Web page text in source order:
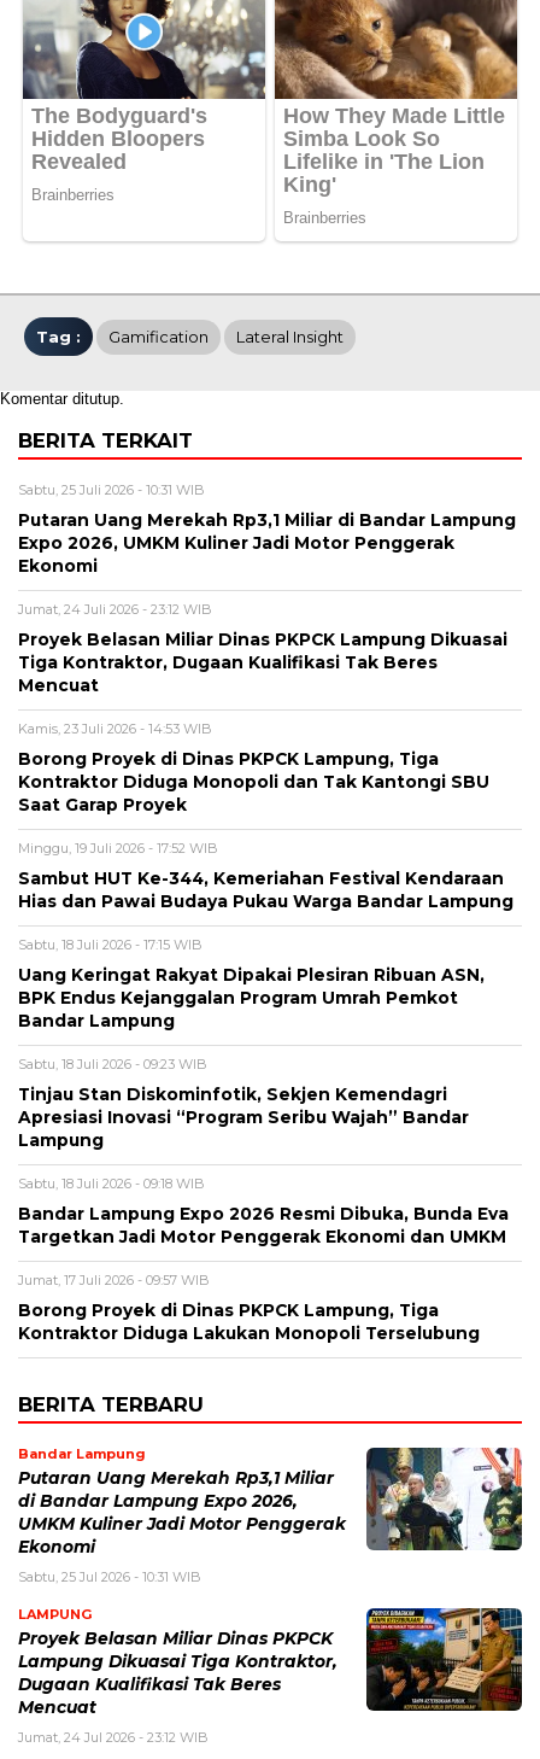
Tag : Gamification Lateral Insight
Komentar ditutup.
BERITA TERKAIT
Sabtu, 25 Juli 2026 - 10:31 WIB
Putaran Uang Merekah Rp3,1 Miliar di Bandar Lampung
Expo 2026, UMKM Kuliner Jadi Motor Penggerak
Ekonomi
Jumat, 24 Juli 2026 - 23:12 WIB
Proyek Belasan Miliar Dinas PKPCK Lampung Dikuasai
Tiga Kontraktor, Dugaan Kualifikasi Tak Beres
Mencuat
Kamis, 23 Juli 2026 - 14:53 WIB
Borong Proyek di Dinas PKPCK Lampung, Tiga
Kontraktor Diduga Monopoli dan Tak Kantongi SBU
Saat Garap Proyek
Minggu, 19 Juli 2026 - 17:52 WIB
Sambut HUT Ke-344, Kemeriahan Festival Kendaraan
Hias dan Pawai Budaya Pukau Warga Bandar Lampung
Sabtu, 18 Juli 2026 - 17:15 WIB
Uang Keringat Rakyat Dipakai Plesiran Ribuan ASN,
BPK Endus Kejanggalan Program Umrah Pemkot
Bandar Lampung
Sabtu, 18 Juli 2026 - 09:23 WIB
Tinjau Stan Diskominfotik, Sekjen Kemendagri
Apresiasi Inovasi “Program Seribu Wajah” Bandar
Lampung
Sabtu, 18 Juli 2026 - 09:18 WIB
Bandar Lampung Expo 2026 Resmi Dibuka, Bunda Eva
Targetkan Jadi Motor Penggerak Ekonomi dan UMKM
Jumat, 17 Juli 2026 - 09:57 WIB
Borong Proyek di Dinas PKPCK Lampung, Tiga
Kontraktor Diduga Lakukan Monopoli Terselubung
BERITA TERBARU
Bandar Lampung
Putaran Uang Merekah Rp3,1 Miliar
di Bandar Lampung Expo 2026,
UMKM Kuliner Jadi Motor Penggerak
Ekonomi
Sabtu, 25 Jul 2026 - 10:31 WIB
LAMPUNG
Proyek Belasan Miliar Dinas PKPCK
Lampung Dikuasai Tiga Kontraktor,
Dugaan Kualifikasi Tak Beres
Mencuat
Jumat, 24 Jul 2026 - 23:12 WIB